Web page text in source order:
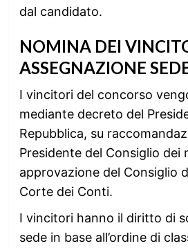
dal candidato.
NOMINA DEI
ASSEGNAZIONE
I vincitori del concorso
mediante decreto del
Repubblica, su
Presidente del Consiglio dei
approvazione del Consiglio
Corte dei Conti.
I vincitori hanno il diritto di
sede in base all’ordine di